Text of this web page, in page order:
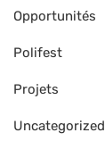
Opportunités
Polifest
Projets
Uncategorized